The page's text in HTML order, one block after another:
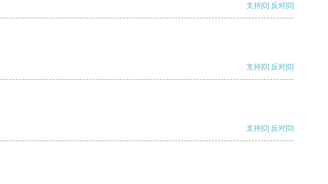
支持[0] 反对[0]
支持[0] 反对[0]
支持[0] 反对[0]